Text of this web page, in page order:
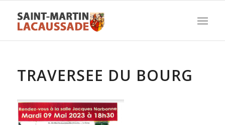
TRAVERSEE DU BOURG